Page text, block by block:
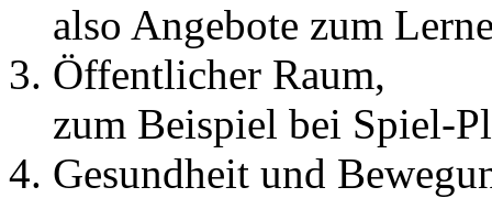
also Angebote zum
Öffentlicher Raum,
zum Beispiel bei Spiel-
Gesundheit und